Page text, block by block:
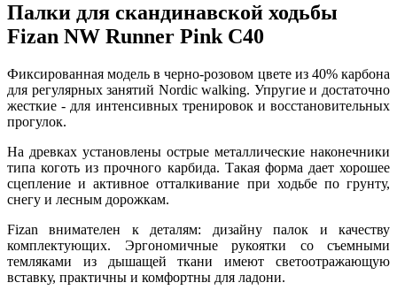
Палки для скандинавской ходьбы
Fizan NW Runner Pink C40
Фиксированная модель в черно-розовом цвете из 40% карбона
для регулярных занятий Nordic walking. Упругие и достаточно
жесткие - для интенсивных тренировок и восстановительных
прогулок.
На древках установлены острые металлические наконечники
типа коготь из прочного карбида. Такая форма дает хорошее
сцепление и активное отталкивание при ходьбе по грунту,
снегу и лесным дорожкам.
Fizan внимателен к деталям: дизайну палок и качеству
комплектующих. Эргономичные рукоятки со съемными
темляками из дышащей ткани имеют светоотражающую
вставку, практичны и комфортны для ладони.